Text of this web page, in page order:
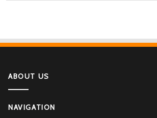
ABOUT US
NAVIGATION